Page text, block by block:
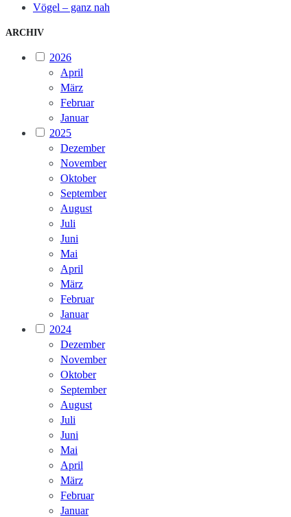
Vögel – ganz nah
ARCHIV
2026
April
März
Februar
Januar
2025
Dezember
November
Oktober
September
August
Juli
Juni
Mai
April
März
Februar
Januar
2024
Dezember
November
Oktober
September
August
Juli
Juni
Mai
April
März
Februar
Januar